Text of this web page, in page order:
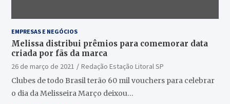
EMPRESAS E NEGÓCIOS
Melissa distribui prêmios para comemorar data
criada por fãs da marca
26 de março de 2021
Redação Estação Litoral SP
Clubes de todo Brasil terão 60 mil vouchers para celebrar
o dia da Melisseira Março deixou…